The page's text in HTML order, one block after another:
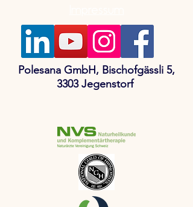
Polesana GmbH, Bischofgässli 5,
3303 Jegenstorf